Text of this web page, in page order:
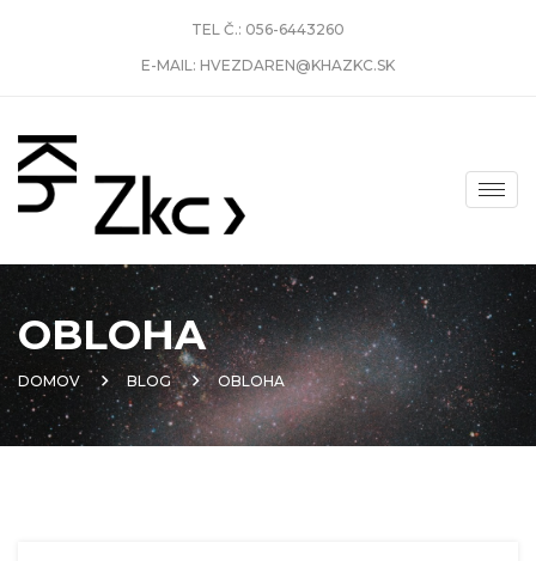
TEL Č.: 056-6443260
E-MAIL: HVEZDAREN@KHAZKC.SK
OBLOHA
DOMOV BLOG OBLOHA